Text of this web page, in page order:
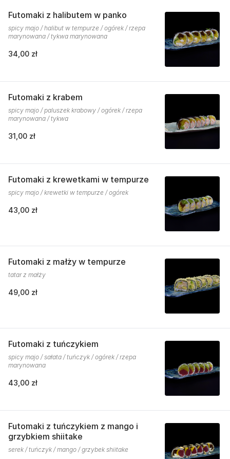
Futomaki z halibutem w panko
spicy majo / halibut w tempurze / ogórek / rzepa
marynowana / tykwa marynowana
34,00 zł
Futomaki z krabem
spicy majo / paluszek krabowy / ogórek / rzepa
marynowana / tykwa
31,00 zł
Futomaki z krewetkami w tempurze
spicy majo / krewetki w tempurze / ogórek
43,00 zł
Futomaki z małży w tempurze
tatar z małży
49,00 zł
Futomaki z tuńczykiem
spicy majo / sałata / tuńczyk / ogórek / rzepa
marynowana
43,00 zł
Futomaki z tuńczykiem z mango i
grzybkiem shiitake
serek / tuńczyk / mango / grzybek shiitake